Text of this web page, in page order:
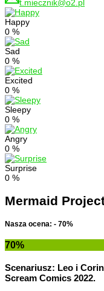
t.miecznik@o2.pl
Happy
0 %
Sad
0 %
Excited
0 %
Sleepy
0 %
Angry
0 %
Surprise
0 %
Mermaid
Nasza ocena: - 70%
70%
Scenariusz: Leo i
Scream Comics 2022.